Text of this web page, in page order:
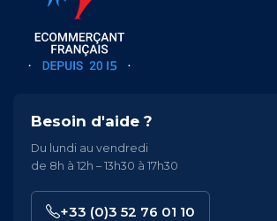
Besoin d'aide ?
Du lundi au vendredi
de 8h à 12h – 13h30 à 17h30
+33 (0)3 52 76 01 10